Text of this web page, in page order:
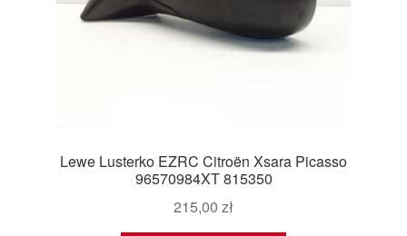
Lewe Lusterko EZRC Citroën Xsara Picasso
96570984XT 815350
215,00 zł